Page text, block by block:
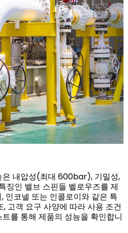
은 내압성(최대 600bar), 기밀성,
징인 밸브 스핀들 벨로우즈를 제
인코넬 또는 인콜로이와 같은 특
고객 요구 사양에 따라 사용 조건
를 통해 제품의 성능을 확인합니